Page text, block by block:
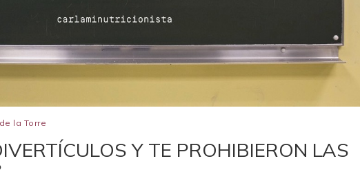
la Torre
Y TE PROHIBIERON LAS